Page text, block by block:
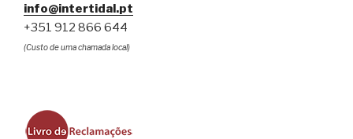
info@intertidal.pt
+351 912 866 644
(Custo de uma chamada local)